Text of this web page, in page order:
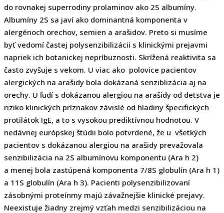
do rovnakej superrodiny prolaminov ako 2S albumíny.
Albumíny 2S sa javí ako dominantná komponenta v
alergénoch orechov, semien a arašidov. Preto si musíme
byť vedomí častej polysenzibilizácii s klinickými prejavmi
napriek ich botanickej nepríbuznosti. Skrížená reaktivita sa
často zvyšuje s vekom. U viac ako polovice pacientov
alergických na arašidy bola dokázaná senziblizácia aj na
orechy. U ľudí s dokázanou alergiou na arašidy od detstva je
riziko klinických príznakov závislé od hladiny špecifických
protilátok IgE, a to s vysokou prediktívnou hodnotou. V
nedávnej európskej štúdii bolo potvrdené, že u všetkých
pacientov s dokázanou alergiou na arašidy prevažovala
senzibilizácia na 2S albumínovu komponentu (Ara h 2)
a menej bola zastúpená komponenta 7/8S globulín (Ara h 1)
a 11S globulín (Ara h 3). Pacienti polysenzibilizovaní
zásobnými proteínmy majú závažnejšie klinické prejavy.
Neexistuje žiadny zrejmý vzťah medzi senzibilizáciou na